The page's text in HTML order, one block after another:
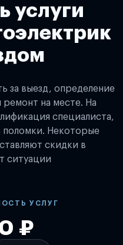
услуги
за выезд, определение
на месте. На
специалиста,
поломки. Некоторые
скидки в
ситуации
УСЛУГ
₽